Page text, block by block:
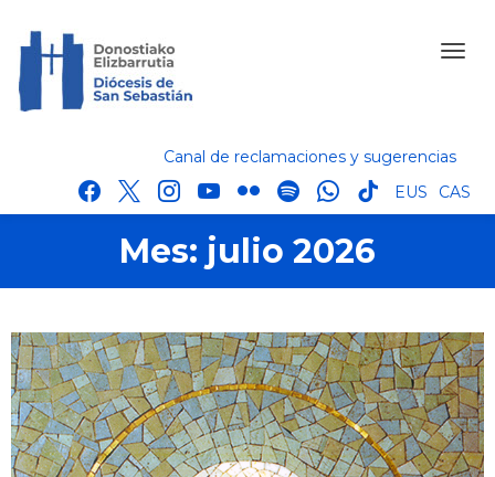
Canal de reclamaciones y sugerencias
facebook
x instagram
youtube
flickr spotifywhatsapp
tik
tok
EUS CAS
Mes: julio 2026